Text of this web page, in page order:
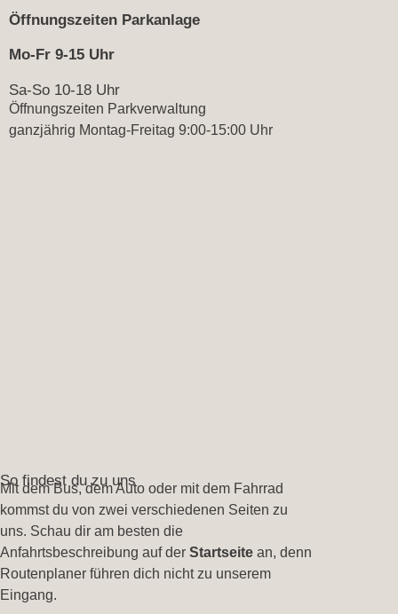
Öffnungszeiten Parkanlage
Mo-Fr 9-15 Uhr
Sa-So 10-18 Uhr
Öffnungszeiten Parkverwaltung
ganzjährig Montag-Freitag 9:00-15:00 Uhr
So findest du zu uns
Mit dem Bus, dem Auto oder mit dem Fahrrad
kommst du von zwei verschiedenen Seiten zu
uns. Schau dir am besten die
Anfahrtsbeschreibung auf der Startseite an, denn
Routenplaner führen dich nicht zu unserem
Eingang.